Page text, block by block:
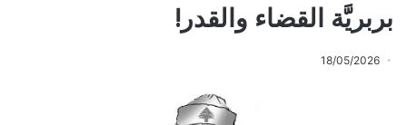
بربريَّة القضاء والقدر!
18/05/2026